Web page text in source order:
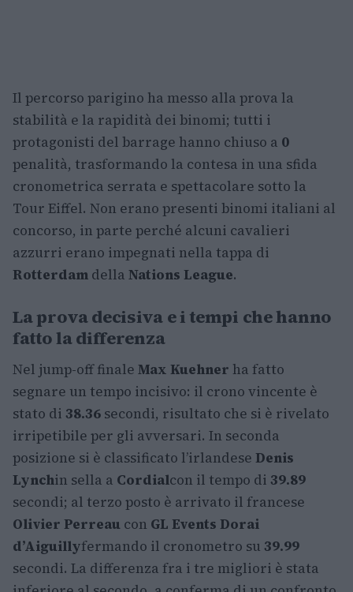
Il percorso parigino ha messo alla prova la
stabilità e la rapidità dei binomi; tutti i
protagonisti del barrage hanno chiuso a 0
penalità, trasformando la contesa in una sfida
cronometrica serrata e spettacolare sotto la
Tour Eiffel. Non erano presenti binomi italiani al
concorso, in parte perché alcuni cavalieri
azzurri erano impegnati nella tappa di
Rotterdam della Nations League.
La prova decisiva e i tempi che hanno
fatto la differenza
Nel jump-off finale Max Kuehner ha fatto
segnare un tempo incisivo: il crono vincente è
stato di 38.36 secondi, risultato che si è rivelato
irripetibile per gli avversari. In seconda
posizione si è classificato l’irlandese Denis
Lynchin sella a Cordialcon il tempo di 39.89
secondi; al terzo posto è arrivato il francese
Olivier Perreau con GL Events Dorai
d’Aiguillyfermando il cronometro su 39.99
secondi. La differenza fra i tre migliori è stata